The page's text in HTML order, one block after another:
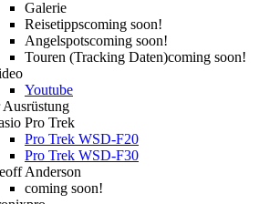
Galerie
Reisetippscoming soon!
Angelspotscoming soon!
Touren (Tracking Daten)coming soon!
Youtube
Pro Trek
Pro Trek WSD-F20
Pro Trek WSD-F30
Anderson
coming soon!